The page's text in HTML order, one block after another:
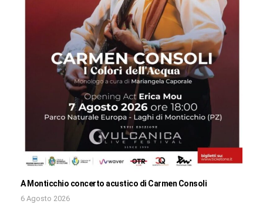
A Monticchio concerto acustico di Carmen Consoli
6 Agosto 2026